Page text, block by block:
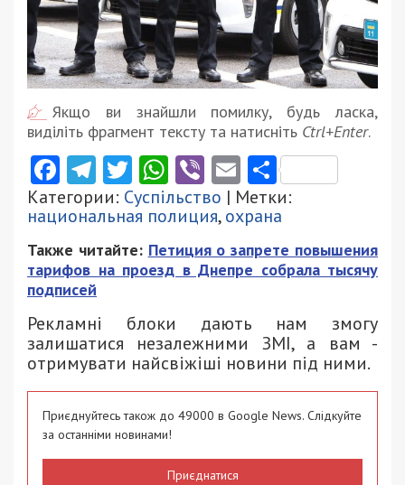
Якщо ви знайшли помилку, будь ласка,
виділіть фрагмент тексту та натисніть Ctrl+Enter.
Facebook
Telegram
Twitter
WhatsApp
ViberEmail
Категории: Суспільство | Метки:
национальная полиция,охрана
Также читайте: Петиция о запрете повышения
тарифов на проезд в Днепре собрала тысячу
подписей
Рекламні блоки дають нам змогу
залишатися незалежними ЗМІ, а вам -
отримувати найсвіжіші новини під ними.
Приєднуйтесь також до 49000 в Google News. Слідкуйте
за останніми новинами!
Приєднатися